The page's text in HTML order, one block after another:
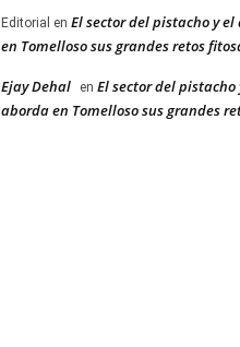
Editorial en El sector del pistacho y
en Tomelloso sus grandes retos
Ejay Dehal en El sector del
aborda en Tomelloso sus grandes